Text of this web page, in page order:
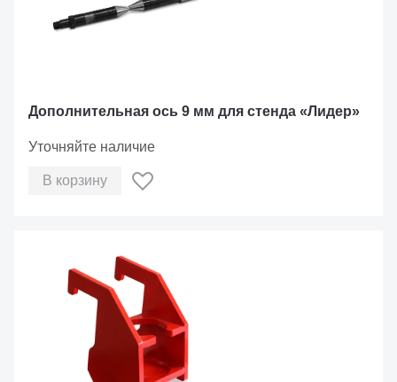
Дополнительная ось 9 мм для стенда «Лидер»
Уточняйте наличие
В корзину